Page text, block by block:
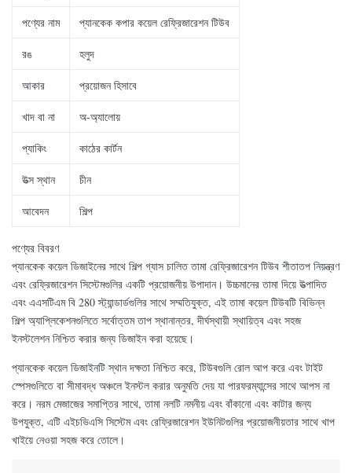
পণ্যের নাম প্যানকেক কপার কয়েল রেফ্রিজারেশন টিউব
রঙ হলুদ
আকার প্রয়োজন হিসাবে
খাদ বা না অ-অ্যালোয়
প্যাকিং কাঠের কার্টন
উত্স স্থান চীন
আবেদন শিল্প
পণ্যের বিবরণ
প্যানকেক কয়েল ডিজাইনের সাথে শিল্প গ্যাস চালিত তামা রেফ্রিজারেশন টিউব শীতাতপ নিয়ন্ত্রণ
এবং রেফ্রিজারেশন সিস্টেমগুলির একটি প্রয়োজনীয় উপাদান। উচ্চমানের তামা দিয়ে উত্পাদিত
এবং এএসটিএম বি 280 স্ট্যান্ডার্ডগুলির সাথে সম্মতিযুক্ত, এই তামা কয়েল টিউবটি বিভিন্ন
শিল্প অ্যাপ্লিকেশনগুলিতে সর্বোত্তম তাপ স্থানান্তর, দীর্ঘস্থায়ী স্থায়িত্ব এবং সহজ
ইনস্টলেশন নিশ্চিত করার জন্য ডিজাইন করা হয়েছে।
প্যানকেক কয়েল ডিজাইনটি স্থান দক্ষতা নিশ্চিত করে, টিউবগুলি রোল আপ করে এবং টাইট
স্পেসগুলিতে বা সীমাবদ্ধ অঞ্চলে ইনস্টল করার অনুমতি দেয় যা পারফরম্যান্সের সাথে আপস না
করে। নরম মেজাজের সমাপ্তির সাথে, তামা নলটি নমনীয় এবং বাঁকানো এবং কাটার জন্য
উপযুক্ত, এটি এইচভিএসি সিস্টেম এবং রেফ্রিজারেশন ইউনিটগুলির প্রয়োজনীয়তার সাথে খাপ
খাইয়ে নেওয়া সহজ করে তোলে।